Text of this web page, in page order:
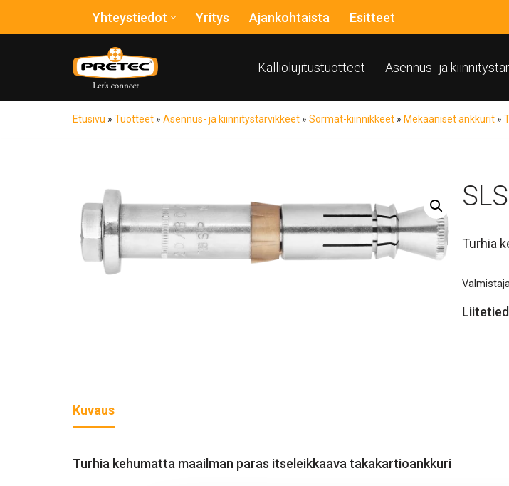
Yhteystiedot Yritys Ajankohtaista Esitteet
Kalliolujitustuotteet Asennus- ja
Etusivu » Tuotteet » Asennus- ja kiinnitystarvikkeet » Sormat-kiinnikkeet » Mekaaniset ankkurit »
Turhia
Kuvaus
Turhia kehumatta maailman paras itseleikkaava takakartioankkuri